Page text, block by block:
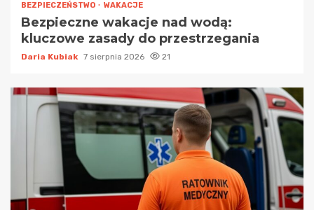
BEZPIECZEŃSTWO WAKACJE
Bezpieczne wakacje nad wodą:
kluczowe zasady do przestrzegania
Daria Kubiak 7 sierpnia 2026 21